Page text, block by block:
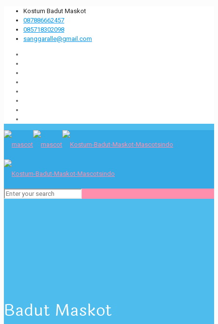
Kostum Badut Maskot
087886662457
085718302098
sanggaralle@gmail.com
Badut Maskot